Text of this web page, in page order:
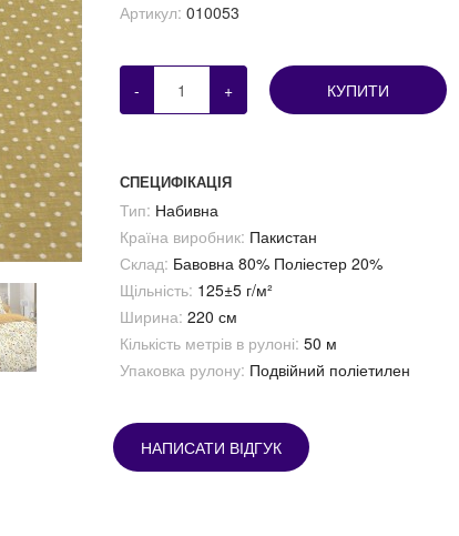
Артикул: 010053
- + КУПИТИ
СПЕЦИФІКАЦІЯ
Тип: Набивна
Країна виробник: Пакистан
Склад: Бавовна 80% Поліестер 20%
Щільність: 125±5 г/м²
Ширина: 220 см
Кількість метрів в рулоні: 50 м
Упаковка рулону: Подвійний поліетилен
НАПИСАТИ ВІДГУК